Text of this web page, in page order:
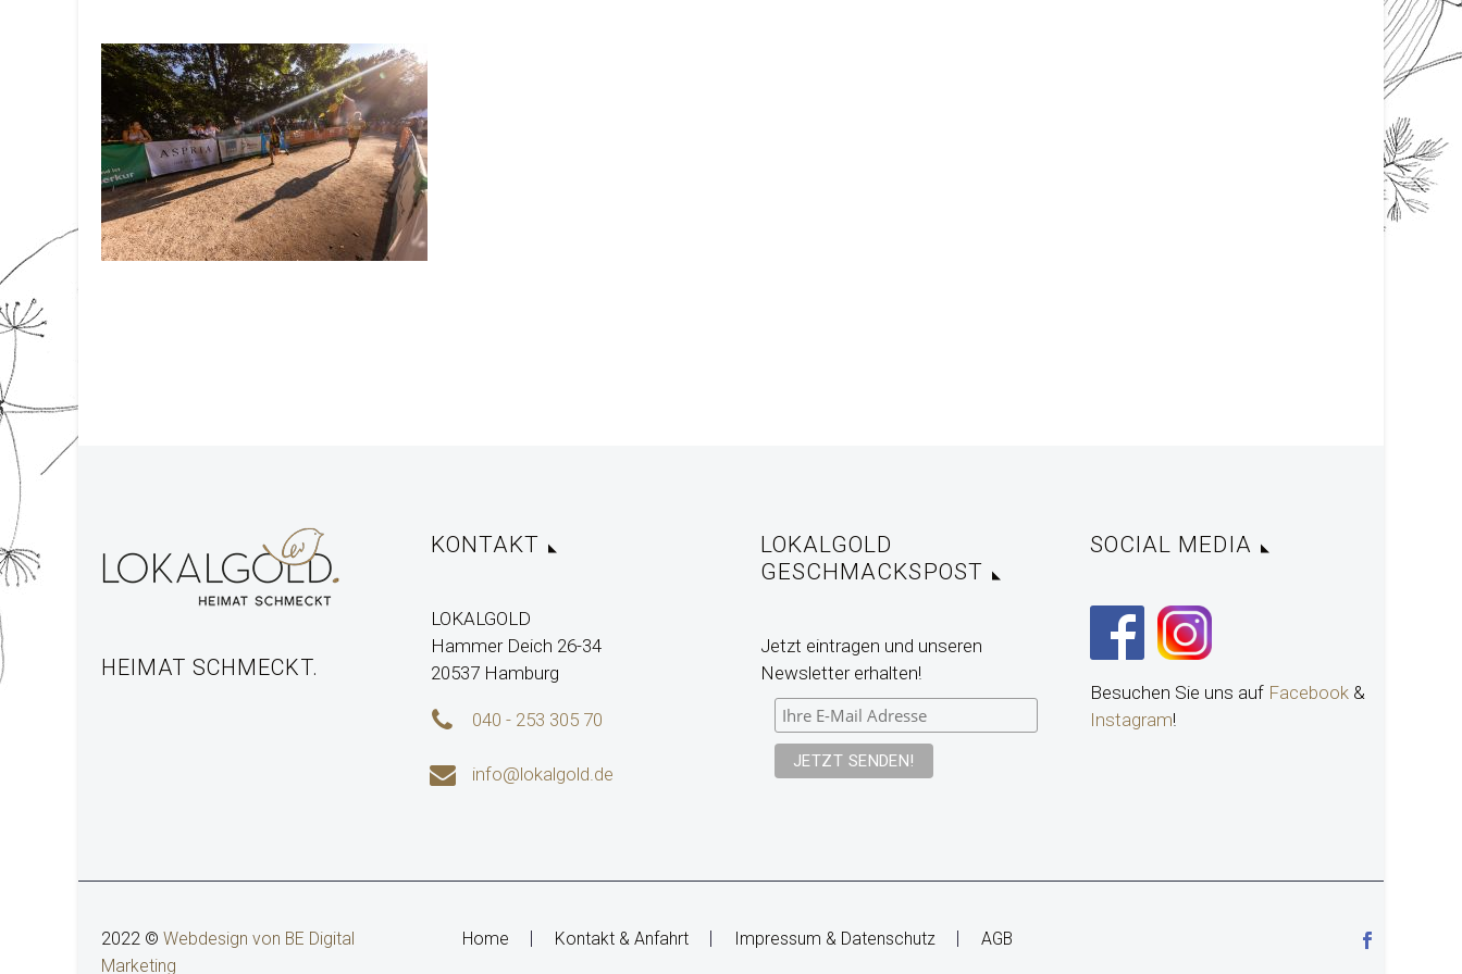
HEIMAT SCHMECKT.
KONTAKT
LOKALGOLD
Hammer Deich 26-34
20537 Hamburg

 040 - 253 305 70

 info@lokalgold.de
LOKALGOLD
GESCHMACKSPOST
Jetzt eintragen und unseren
Newsletter erhalten!
SOCIAL MEDIA
Besuchen Sie uns auf Facebook &
Instagram!
Home Kontakt & Anfahrt Impressum & Datenschutz AGB
2022 © Webdesign von BE Digital
Marketing